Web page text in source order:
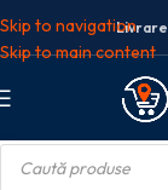
Skip to navigation
Skip to main content